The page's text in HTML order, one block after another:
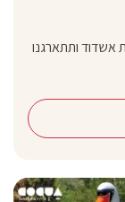
אשדוד ותתארגנו